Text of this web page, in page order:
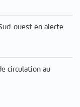
ouest en alerte
circulation au